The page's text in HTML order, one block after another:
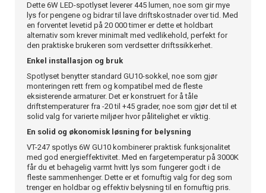
Dette 6W LED-spotlyset leverer 445 lumen, noe som gir mye
lys for pengene og bidrar til lave driftskostnader over tid. Med
en forventet levetid på 20 000 timer er dette et holdbart
alternativ som krever minimalt med vedlikehold, perfekt for
den praktiske brukeren som verdsetter driftssikkerhet.
Enkel installasjon og bruk
Spotlyset benytter standard GU10-sokkel, noe som gjør
monteringen rett frem og kompatibel med de fleste
eksisterende armaturer. Det er konstruert for å tåle
driftstemperaturer fra -20 til +45 grader, noe som gjør det til et
solid valg for varierte miljøer hvor pålitelighet er viktig.
En solid og økonomisk løsning for belysning
VT-247 spotlys 6W GU10 kombinerer praktisk funksjonalitet
med god energieffektivitet. Med en fargetemperatur på 3000K
får du et behagelig varmt hvitt lys som fungerer godt i de
fleste sammenhenger. Dette er et fornuftig valg for deg som
trenger en holdbar og effektiv belysning til en fornuftig pris.